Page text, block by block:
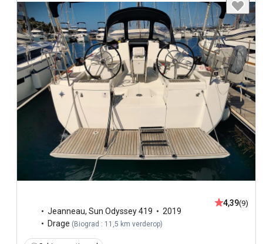
Jeanneau, Sun Odyssey 419
2019
Drage ( Biograd : 11,5 km verderop)
4,39(9)